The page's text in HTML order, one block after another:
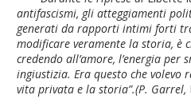
antifascismi, gli atteggiamenti
generati da rapporti intimi forti
modificare veramente la storia, è
credendo all’amore, l’energia per
ingiustizia. Era questo che
vita privata e la storia”.(P. Garrel,